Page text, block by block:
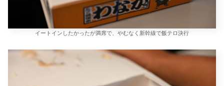
イートインしたかったが満席で、やむなく新幹線で飯テロ決行